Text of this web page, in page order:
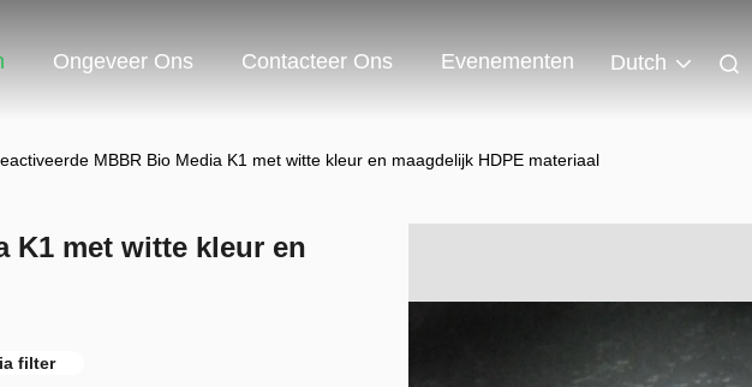
Ongeveer Ons Contacteer Ons Evenementen Dutch
MBBR Bio Media K1 met witte kleur en maagdelijk HDPE materiaal
K1 met witte kleur en
filter